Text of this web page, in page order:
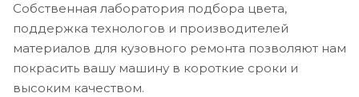
Собственная лаборатория подбора цвета,
поддержка технологов и производителей
материалов для кузовного ремонта позволяют нам
покрасить вашу машину в короткие сроки и
высоким качеством.